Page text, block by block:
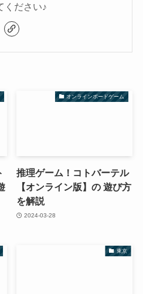
ください♪
オンラインボードゲーム
推理ゲーム！コトバーテル
【オンライン版】の 遊び方
を解説
2024-03-28
東京